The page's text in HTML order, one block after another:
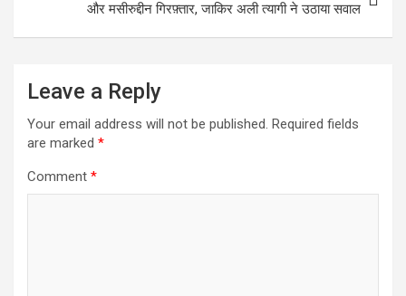
और मसीरुद्दीन गिरफ़्तार, जाकिर अली त्यागी ने उठाया सवाल
Leave a Reply
Your email address will not be published. Required fields
are marked *
Comment *